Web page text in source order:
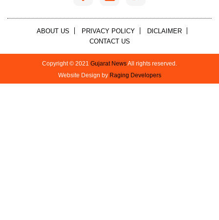
ABOUT US PRIVACY POLICY
DICLAIMER
CONTACT US
Copyright © 2021 Gujarat NewsAll rights reserved.
Website Design by Raging Developers